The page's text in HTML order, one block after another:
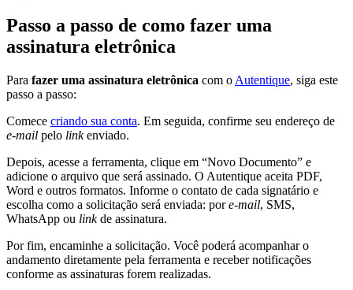
Passo a passo de como fazer uma
assinatura eletrônica
Para fazer uma assinatura eletrônica com o Autentique, siga este
passo a passo:
Comece criando sua conta. Em seguida, confirme seu endereço de
e-mail pelo linkenviado.
Depois, acesse a ferramenta, clique em “Novo Documento” e
adicione o arquivo que será assinado. O Autentique aceita PDF,
Word e outros formatos. Informe o contato de cada signatário e
escolha como a solicitação será enviada: pore-mail, SMS,
WhatsApp ou linkde assinatura.
Por fim, encaminhe a solicitação. Você poderá acompanhar o
andamento diretamente pela ferramenta e receber notificações
conforme as assinaturas forem realizadas.